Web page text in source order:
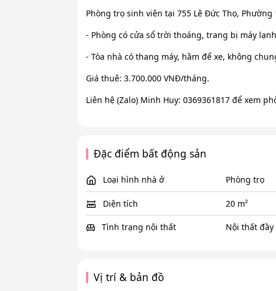
Phòng trọ sinh viên tại 755 Lê Đức Thọ, Phường
- Phòng có cửa sổ trời thoáng, trang bị máy
- Tòa nhà có thang máy, hầm để xe, không
Giá thuê: 3.700.000 VNĐ/tháng.
Liên hệ (Zalo) Minh Huy: 0369361817 để xem
Đặc điểm bất động sản
Loại hình nhà ở Phòng trọ
Diện tích 20 m²
Tình trạng nội thất Nội thất đầy
Vị trí & bản đồ